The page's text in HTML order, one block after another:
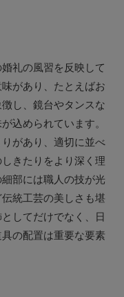
礼の風習を反映して
があり、たとえばお
し、鏡台やタンスな
込められています。
があり、適切に並べ
きたりをより深く理
部には職人の技が光
統工芸の美しさも堪
してだけでなく、日
の配置は重要な要素